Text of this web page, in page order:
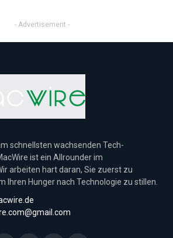
- Advertisement -
schnellsten wachsenden Tech-
ist ein Allrounder im
arbeiten hart daran, Sie zuerst zu
Ihren Hunger nach Technologie zu stillen.